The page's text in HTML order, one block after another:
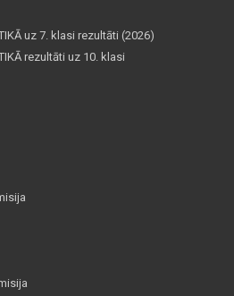
uz 7. klasi rezultāti (2026)
rezultāti uz 10. klasi